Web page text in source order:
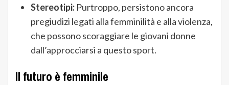
Stereotipi: Purtroppo, persistono ancora
pregiudizi legati alla femminilità e alla violenza,
che possono scoraggiare le giovani donne
dall’approcciarsi a questo sport.
Il futuro è femminile